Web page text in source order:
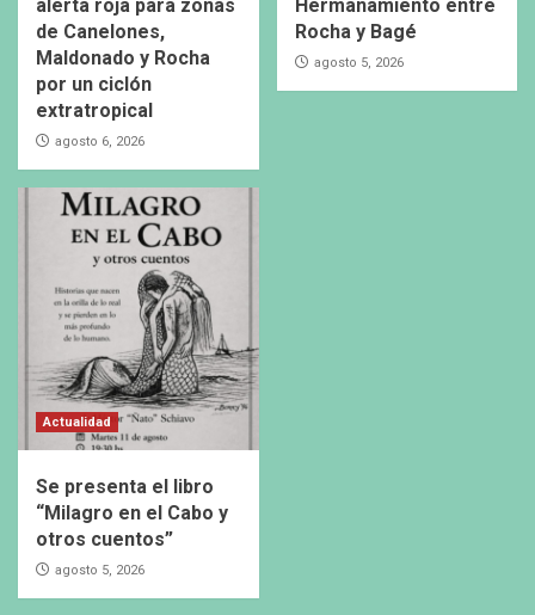
alerta roja para zonas
de Canelones,
Maldonado y Rocha
por un ciclón
extratropical
agosto 6, 2026
Hermanamiento entre
Rocha y Bagé
agosto 5, 2026
Actualidad
Se presenta el libro
“Milagro en el Cabo y
otros cuentos”
agosto 5, 2026